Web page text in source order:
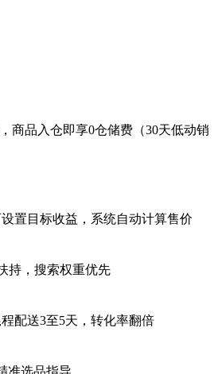
商品入仓即享0仓储费（30天低动销
置目标收益，系统自动计算售价
持，搜索权重优先
配送3至5天，转化率翻倍
准选品指导